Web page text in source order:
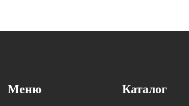
Меню Каталог